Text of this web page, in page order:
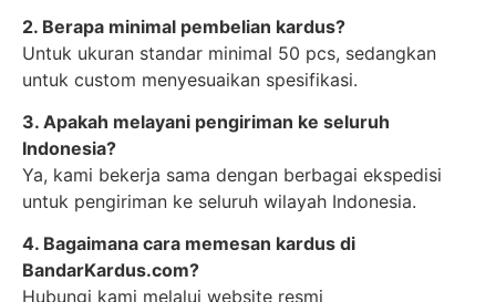
2. Berapa minimal pembelian kardus?
Untuk ukuran standar minimal 50 pcs, sedangkan
untuk custom menyesuaikan spesifikasi.
3. Apakah melayani pengiriman ke seluruh
Indonesia?
Ya, kami bekerja sama dengan berbagai ekspedisi
untuk pengiriman ke seluruh wilayah Indonesia.
4. Bagaimana cara memesan kardus di
BandarKardus.com?
Hubungi kami melalui website resmi